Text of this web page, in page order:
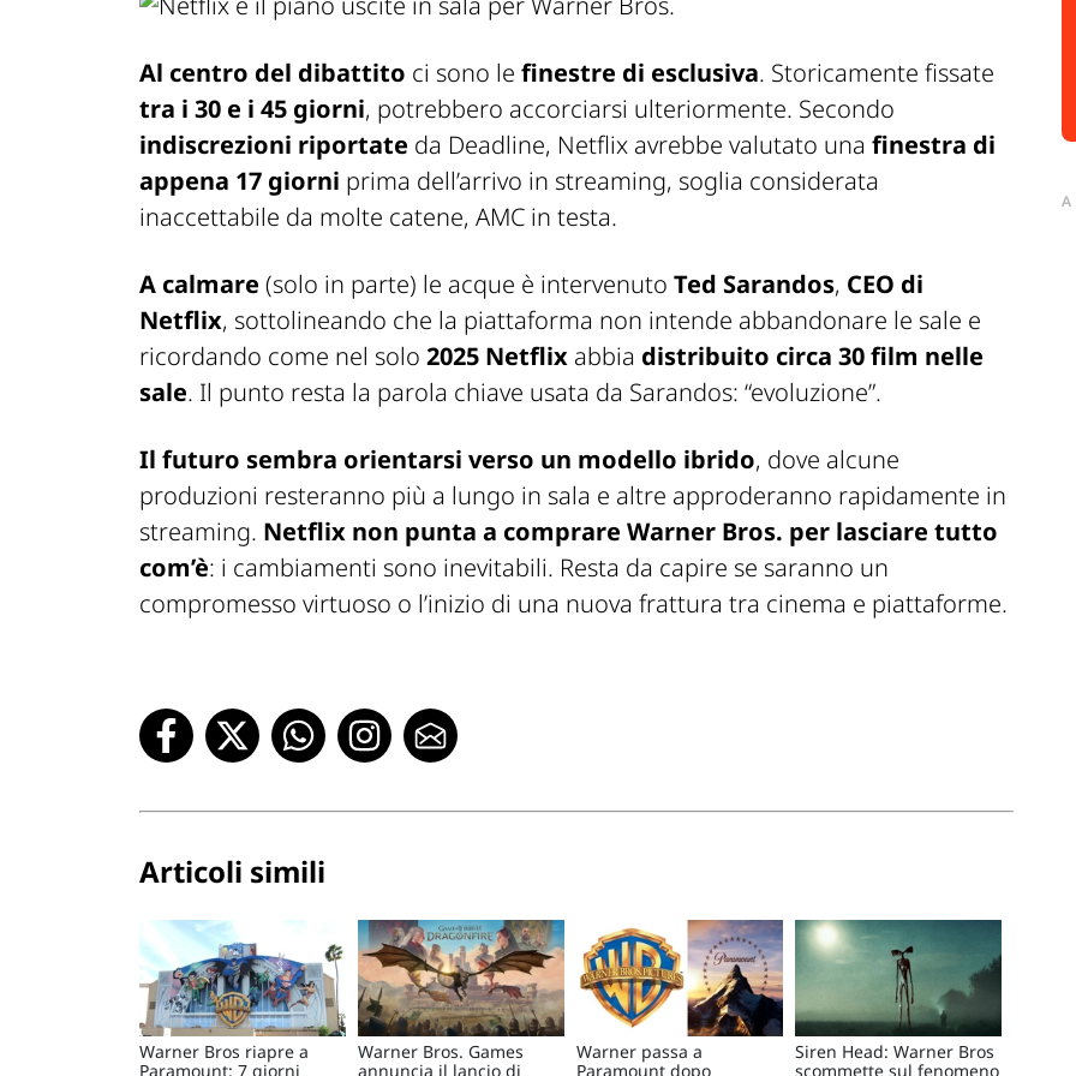
Al centro del dibattito ci sono le finestre di esclusiva. Storicamente fissate
tra i 30 e i 45 giorni, potrebbero accorciarsi ulteriormente. Secondo
indiscrezioni riportate da Deadline, Netflix avrebbe valutato una finestra di
appena 17 giorni prima dell’arrivo in streaming, soglia considerata
inaccettabile da molte catene, AMC in testa.
A calmare (solo in parte) le acque è intervenuto Ted Sarandos, CEO di
Netflix, sottolineando che la piattaforma non intende abbandonare le sale e
ricordando come nel solo 2025 Netflix abbia distribuito circa 30 film nelle
sale. Il punto resta la parola chiave usata da Sarandos: “evoluzione”.
Il futuro sembra orientarsi verso un modello ibrido, dove alcune
produzioni resteranno più a lungo in sala e altre approderanno rapidamente in
streaming. Netflix non punta a comprare Warner Bros. per lasciare tutto
com’è: i cambiamenti sono inevitabili. Resta da capire se saranno un
compromesso virtuoso o l’inizio di una nuova frattura tra cinema e piattaforme.
Articoli simili
Warner Bros riapre a
Paramount: 7 giorni
Warner Bros. Games
annuncia il lancio di
Warner passa a
Paramount dopo
Siren Head: Warner Bros
scommette sul fenomeno